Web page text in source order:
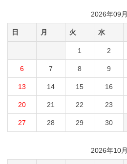
2026年09月
日 月 火 水
1 2
6 7 8 9
13 14 15 16
20 21 22 23
27 28 29 30
2026年10月